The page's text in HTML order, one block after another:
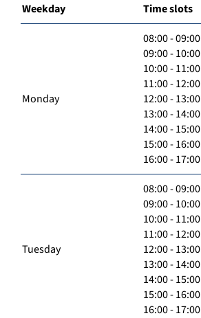
Weekday Time slots
Monday
08:00 - 09:00
09:00 - 10:00
10:00 - 11:00
11:00 - 12:00
12:00 - 13:00
13:00 - 14:00
14:00 - 15:00
15:00 - 16:00
16:00 - 17:00
Tuesday
08:00 - 09:00
09:00 - 10:00
10:00 - 11:00
11:00 - 12:00
12:00 - 13:00
13:00 - 14:00
14:00 - 15:00
15:00 - 16:00
16:00 - 17:00